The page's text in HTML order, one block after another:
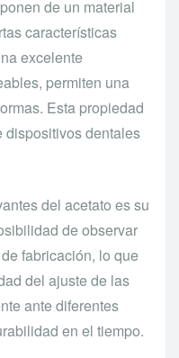
de un material
características
excelente
permiten una
Esta propiedad
dispositivos dentales
del acetato es su
de observar
fabricación, lo que
del ajuste de las
ante diferentes
en el tiempo.